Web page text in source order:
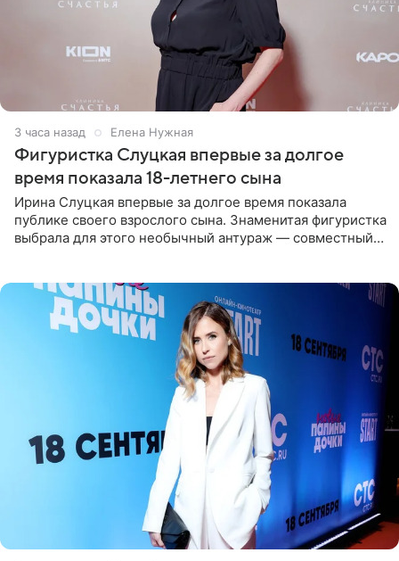
3 часа назад Елена Нужная
Фигуристка Слуцкая впервые за долгое
время показала 18-летнего сына
Ирина Слуцкая впервые за долгое время показала
публике своего взрослого сына. Знаменитая фигуристка
выбрала для этого необычный антураж — совместный